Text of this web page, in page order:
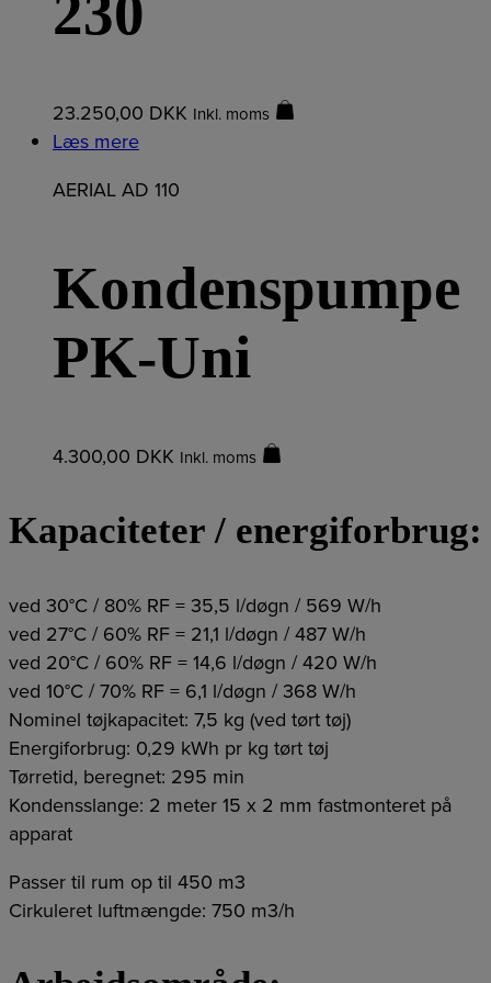
230
23.250,00 DKK Inkl. moms
Læs mere
AERIAL AD 110
Kondenspumpe
PK-Uni
4.300,00 DKK Inkl. moms
Kapaciteter / energiforbrug:
ved 30°C / 80% RF = 35,5 l/døgn / 569 W/h
ved 27°C / 60% RF = 21,1 l/døgn / 487 W/h
ved 20°C / 60% RF = 14,6 l/døgn / 420 W/h
ved 10°C / 70% RF = 6,1 l/døgn / 368 W/h
Nominel tøjkapacitet: 7,5 kg (ved tørt tøj)
Energiforbrug: 0,29 kWh pr kg tørt tøj
Tørretid, beregnet: 295 min
Kondensslange: 2 meter 15 x 2 mm fastmonteret på
apparat
Passer til rum op til 450 m3
Cirkuleret luftmængde: 750 m3/h